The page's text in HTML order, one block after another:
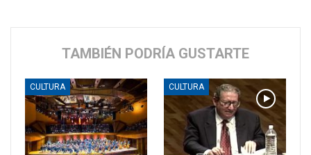
TAMBIÉN PODRÍA GUSTARTE
CULTURA CULTURA